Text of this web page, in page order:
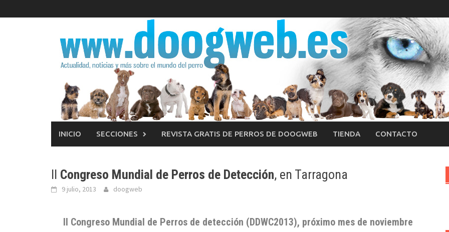
al
INICIO SECCIONES REVISTA GRATIS DE PERROS DE DOOGWEB TIENDA CONTACTO
II Congreso Mundial de Perros de Detección, en Tarragona
9 julio, 2013 doogweb
II Congreso Mundial de Perros de detección (DDWC2013), próximo mes de noviembre